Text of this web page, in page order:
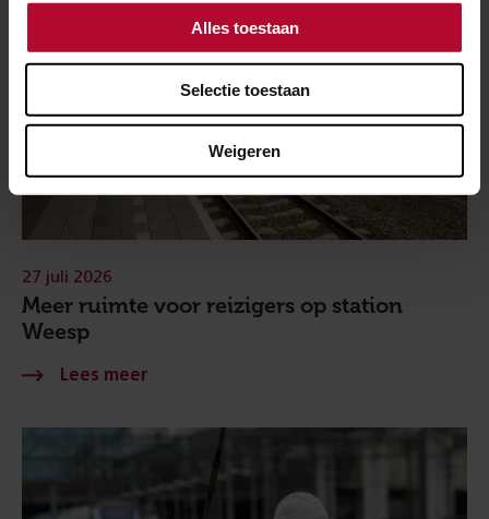
Alles toestaan
Selectie toestaan
Weigeren
Meer ruimte voor reizigers op station
Weesp
27 juli 2026